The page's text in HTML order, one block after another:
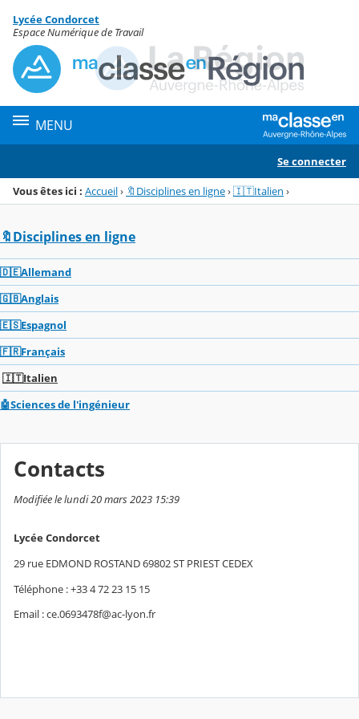
Menu de la rubrique
Contenu
Lycée Condorcet
Espace Numérique de Travail
MENU
Se connecter
Vous êtes ici : Accueil› 🔖Disciplines en ligne›🇮🇹Italien ›
🔖Disciplines en ligne
🇩🇪Allemand
🇬🇧Anglais
🇪🇸Espagnol
🇫🇷Français
🇮🇹Italien
🤖Sciences de l'ingénieur
Contacts
Modifiée le lundi 20 mars 2023 15:39
Lycée Condorcet
29 rue EDMOND ROSTAND 69802 ST PRIEST CEDEX
Téléphone : +33 4 72 23 15 15
Email : ce.0693478f@ac-lyon.fr